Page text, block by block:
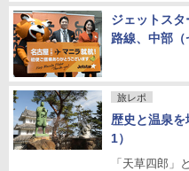
ジェットス
路線、中部
旅レポ
歴史と温泉
1）
「天草四郎」